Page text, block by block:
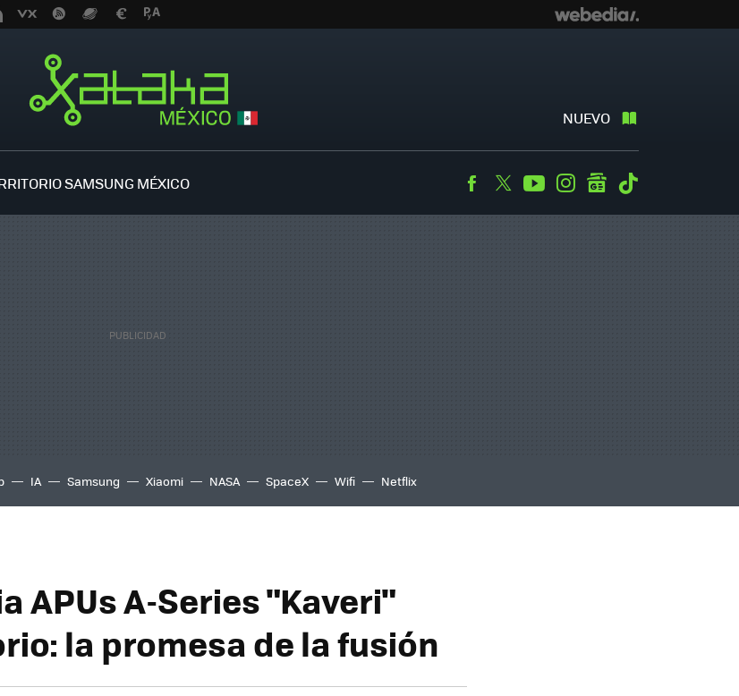
NUEVO
SAMSUNG MÉXICO Facebook
TwitterYoutubeInstagramgooglenews
IA Samsung Xiaomi NASA SpaceX Wifi Netflix
APUs A-Series "Kaveri"
la promesa de la fusión